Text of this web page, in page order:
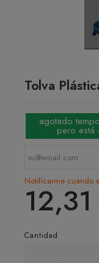
Tolva
agotado
pero está
Notificarme cuando
Cantidad